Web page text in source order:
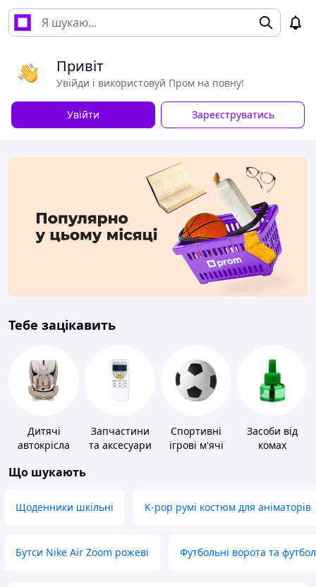
Привіт
Увійди і використовуй Пром на повну!
Увійти Зареєструватись
Тебе зацікавить
Дитячі
автокрісла
Запчастини
та аксесуари
кондиціонерів
Спортивні
ігрові м'ячі
Засоби від
комах
Що шукають
Щоденники шкільні K-pop румі костюм для аніматорів
Бутси Nike Air Zoom рожеві Футбольні ворота та